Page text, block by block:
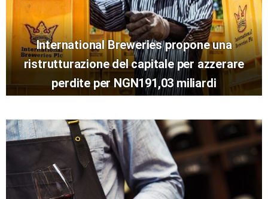
International Breweries propone una
ristrutturazione del capitale per azzerare
perdite per NGN191,03 miliardi